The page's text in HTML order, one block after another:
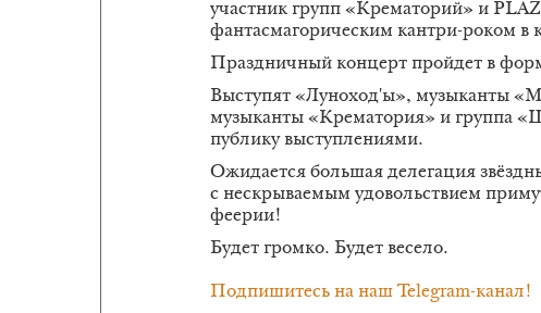
участник групп «Крематорий» и
фантасмагорическим кантри-роком в
Праздничный концерт пройдет в
Выступят «Луноход'ы», музыканты
музыканты «Крематория» и группа
публику выступлениями.
Ожидается большая делегация
с нескрываемым удовольствием
феерии!
Будет громко. Будет весело.
Подпишитесь на наш Telegram-канал!